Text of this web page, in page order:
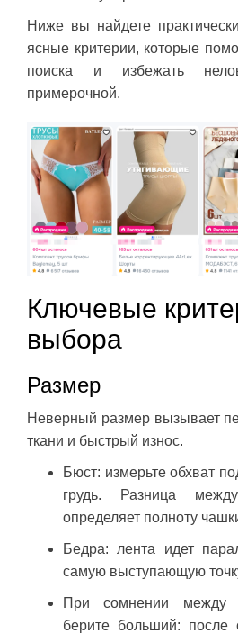
Ниже вы найдете
ясные критерии, которые
поиска и избежать
примерочной.
Ключевые
выбора
Размер
Неверный размер вызывает
ткани и быстрый износ.
Бюст: измерьте обхват
грудь. Разница
определяет полноту
Бедра: лента идет
самую выступающую
При сомнении между
берите больший: после